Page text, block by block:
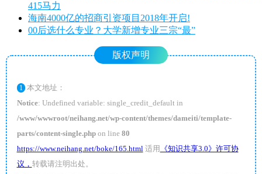
415马力
海南4000亿的招商引资项目2018年开启!
00后选什么专业？大学新增专业三宗“最”
版权声明
1 本文地址：
Notice : Undefined variable: single_credit_default in
/www/wwwroot/neihang.net/wp-content/themes/dameiti/template-
parts/content-single.phpon line 80
https://www.neihang.net/boke/165.html适用 《知识共享3.0》许可协
议， 转载请注明出处。